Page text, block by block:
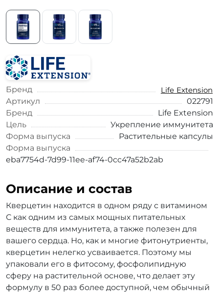
Бренд
Life Extension
Артикул
022791
Бренд
Life Extension
Цель
Укрепление иммунитета
Форма выпуска
Растительные капсулы
Форма выпуска
eba7754d-7d99-11ee-af74-0cc47a52b2ab
Описание и состав
Кверцетин находится в одном ряду с витамином
С как одним из самых мощных питательных
веществ для иммунитета, а также полезен для
вашего сердца. Но, как и многие фитонутриенты,
кверцетин нелегко усваивается. Поэтому мы
упаковали его в фитосому, фосфолипидную
сферу на растительной основе, что делает эту
формулу в 50 раз более доступной, чем обычный